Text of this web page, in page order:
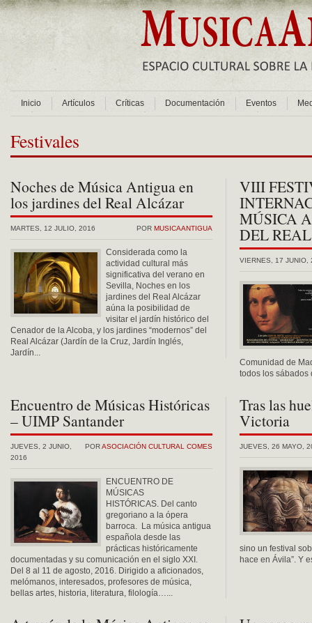
Inicio Artículos Críticas Documentación Eventos
Festivales
Noches de Música Antigua en
los jardines del Real Alcázar
POR MUSICAANTIGUA
MARTES, 12 JULIO, 2016
Considerada como la
actividad cultural más
significativa del verano en
Sevilla, Noches en los
jardines del Real Alcázar
aúna la posibilidad de
visitar el jardín histórico del
Cenador de la Alcoba, y los jardines “modernos” del
Real Alcázar (Jardín de la Cruz, Jardín Inglés,
Jardín...
VIII
MÚSICA
DEL REAL
VIERNES, 17 JUNIO,
Comunidad de
todos los sábados
Encuentro de Músicas Históricas
– UIMP Santander
PORASOCIACIÓN CULTURAL COMES
JUEVES, 2 JUNIO,
2016
ENCUENTRO DE
MÚSICAS
HISTÓRICAS. Del canto
gregoriano a la ópera
barroca. La música antigua
española desde las
prácticas históricamente
documentadas y su comunicación en el siglo XXI.
Del 8 al 11 de agosto, 2016. Dirigido a aficionados,
melómanos, interesados, profesores de música,
bellas artes, historia, literatura, filología…...
Tras las
Victoria
JUEVES, 26 MAYO,
sino un festival
hace en Ávila”. Y